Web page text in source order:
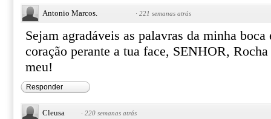
Antonio Marcos. · 221 semanas atrás
Sejam agradáveis as palavras da minha
coração perante a tua face, SENHOR,
meu!
Responder
Cleusa · 220 semanas atrás